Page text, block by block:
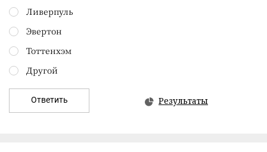
Ливерпуль
Эвертон
Тоттенхэм
Другой
Ответить Результаты